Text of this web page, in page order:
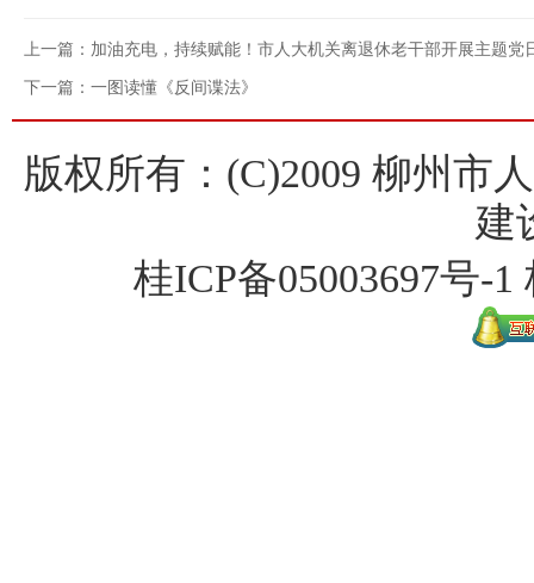
上一篇：加油充电，持续赋能！市人大机关离退休老干部开展主题党
下一篇：一图读懂《反间谍法》
版权所有：(C)2009 柳州市
建
桂ICP备05003697号-1